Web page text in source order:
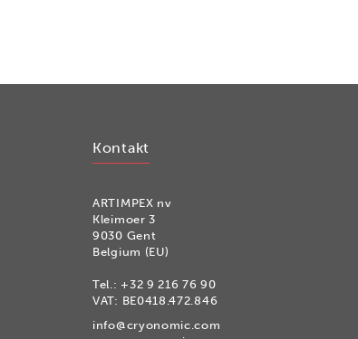
Kontakt
ARTIMPEX nv
Kleimoer 3
9030 Gent
Belgium (EU)
Tel.: +32 9 216 76 90
VAT: BE0418.472.846
info@cryonomic.com